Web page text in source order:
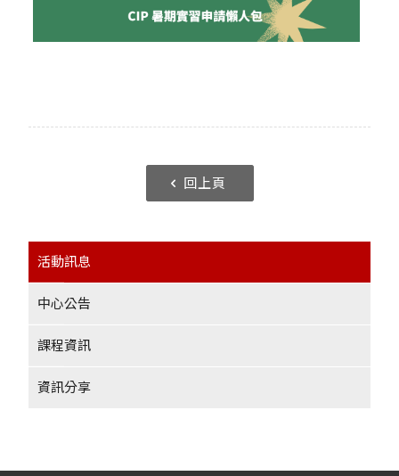
回上頁
活動訊息
中心公告
課程資訊
資訊分享